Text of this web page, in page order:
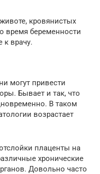
кровянистых
время беременности
к врачу.
могут привести
Бывает и так, что
В таком
возрастает
плаценты на
хронические
Довольно часто